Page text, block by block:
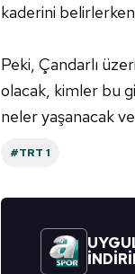
Çerezlere
6698 sayılı
mevzuata
kaderini
Peki, Çandarlı
olacak, kimler bu
neler yaşanacak
#TRT 1